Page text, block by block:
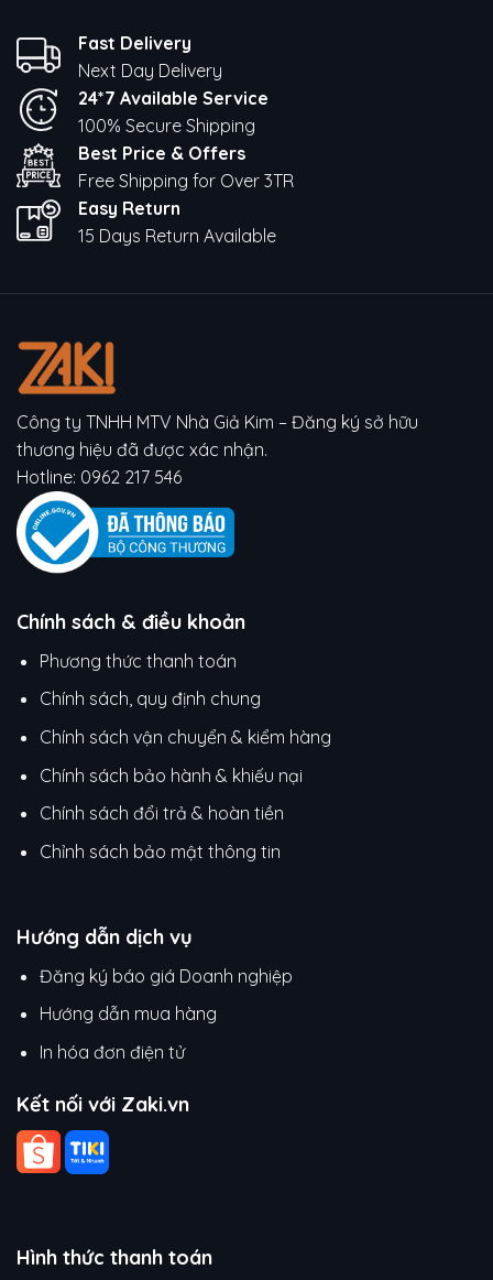
Fast Delivery
Next Day Delivery
24*7 Available Service
100% Secure Shipping
Best Price & Offers
Free Shipping for Over 3TR
Easy Return
15 Days Return Available
Công ty TNHH MTV Nhà Giả Kim – Đăng ký sở hữu
thương hiệu đã được xác nhận.
Hotline: 0962 217 546
Chính sách & điều khoản
Phương thức thanh toán
Chính sách, quy định chung
Chính sách vận chuyển & kiểm hàng
Chính sách bảo hành & khiếu nại
Chính sách đổi trả & hoàn tiền
Chỉnh sách bảo mật thông tin
Hướng dẫn dịch vụ
Đăng ký báo giá Doanh nghiệp
Hướng dẫn mua hàng
In hóa đơn điện tử
Kết nối với Zaki.vn
Hình thức thanh toán